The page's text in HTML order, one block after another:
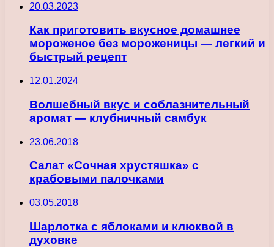
20.03.2023
Как приготовить вкусное домашнее
мороженое без мороженицы — легкий и
быстрый рецепт
12.01.2024
Волшебный вкус и соблазнительный
аромат — клубничный самбук
23.06.2018
Салат «Сочная хрустяшка» с
крабовыми палочками
03.05.2018
Шарлотка с яблоками и клюквой в
духовке